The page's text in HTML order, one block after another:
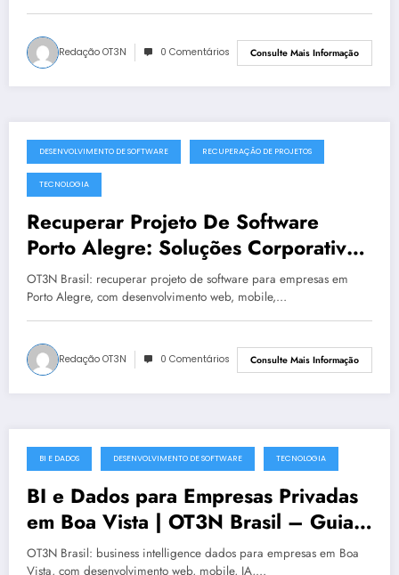
Redação OT3N 0 Comentários Consulte Mais Informação
julho 19, 2025
DESENVOLVIMENTO DE SOFTWARE RECUPERAÇÃO DE PROJETOS
TECNOLOGIA
Recuperar Projeto De Software
Porto Alegre: Soluções Corporativas
da OT3N Brasil – Guia 4098
OT3N Brasil: recuperar projeto de software para empresas em
Porto Alegre, com desenvolvimento web, mobile,…
Redação OT3N 0 Comentários Consulte Mais Informação
julho 19, 2025
BI E DADOS DESENVOLVIMENTO DE SOFTWARE TECNOLOGIA
BI e Dados para Empresas Privadas
em Boa Vista | OT3N Brasil – Guia
5541
OT3N Brasil: business intelligence dados para empresas em Boa
Vista, com desenvolvimento web, mobile, IA,…